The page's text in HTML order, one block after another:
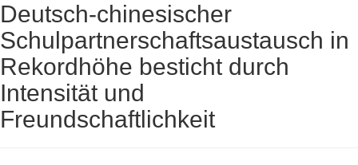
Deutsch-chinesischer
Schulpartnerschaftsaustausch in
Rekordhöhe besticht durch
Intensität und
Freundschaftlichkeit